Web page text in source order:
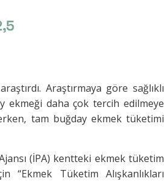
Araştırmaya göre sağlıklı
ekmeği daha çok tercih edilmeye
tam buğday ekmek tüketimi
(İPA) kentteki ekmek tüketim
Tüketim Alışkanlıkları